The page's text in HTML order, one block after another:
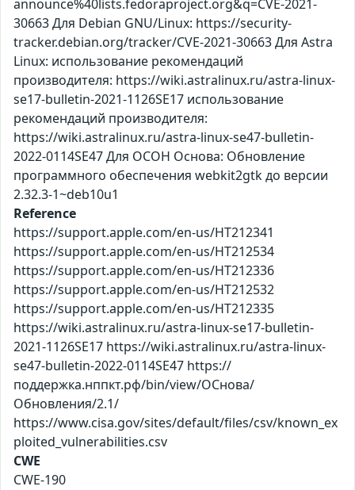
announce%40lists.fedoraproject.org&q=CVE-2021-
30663 Для Debian GNU/Linux: https://security-
tracker.debian.org/tracker/CVE-2021-30663 Для Astra
Linux: использование рекомендаций
производителя: https://wiki.astralinux.ru/astra-linux-
se17-bulletin-2021-1126SE17 использование
рекомендаций производителя:
https://wiki.astralinux.ru/astra-linux-se47-bulletin-
2022-0114SE47 Для ОСОН Основа: Обновление
программного обеспечения webkit2gtk до версии
2.32.3-1~deb10u1
Reference
https://support.apple.com/en-us/HT212341
https://support.apple.com/en-us/HT212534
https://support.apple.com/en-us/HT212336
https://support.apple.com/en-us/HT212532
https://support.apple.com/en-us/HT212335
https://wiki.astralinux.ru/astra-linux-se17-bulletin-
2021-1126SE17 https://wiki.astralinux.ru/astra-linux-
se47-bulletin-2022-0114SE47 https://
поддержка.нппкт.рф/bin/view/ОСнова/
Обновления/2.1/
https://www.cisa.gov/sites/default/files/csv/known_ex
ploited_vulnerabilities.csv
CWE
CWE-190